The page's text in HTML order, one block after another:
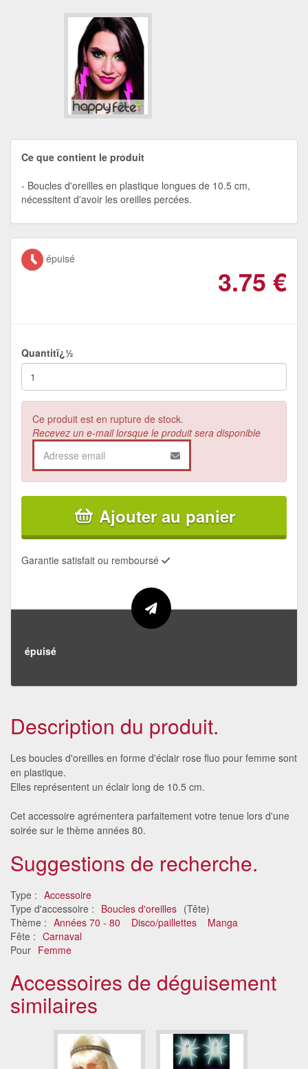
Ce que contient le produit
Boucles d'oreilles en plastique longues de 10.5 cm,
nécessitent d'avoir les oreilles percées.
épuisé
3.75 €
Quantitï¿½
Ce produit est en rupture de stock.
Recevez un e-mail lorsque le produit sera disponible
Ajouter au panier
Garantie satisfait ou remboursé
épuisé
Description du produit.
Les boucles d'oreilles en forme d'éclair rose fluo pour femme sont
en plastique.
Elles représentent un éclair long de 10.5 cm.
Cet accessoire agrémentera parfaitement votre tenue lors d'une
soirée sur le thème années 80.
Suggestions de recherche.
Type : Accessoire
Type d'accessoire : Boucles d'oreilles (Tête)
Thème : Années 70 - 80 Disco/paillettes
Manga
Fête : Carnaval
Pour Femme
Accessoires de déguisement
similaires